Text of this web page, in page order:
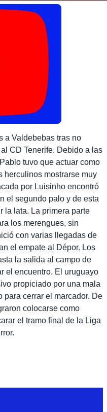
a Valdebebas tras no
CD Tenerife. Debido a las
tuvo que actuar como
herculinos mostrarse muy
por Luisinho encontró
el segundo palo y de esta
la lata. La primera parte
los merengues, sin
con varias llegadas de
el empate al Dépor. Los
la salida al campo de
el encuentro. El uruguayo
propiciado por una mala
cerrar el marcador. De
colocarse como
el tramo final de la Liga